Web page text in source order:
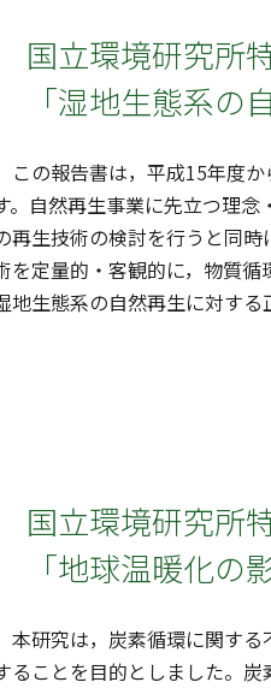
国立環境研究所
「湿地生態系の
この報告書は，平成15年度
。自然再生事業に先立つ理
再生技術の検討を行うと同
を定量的・客観的に，物質循
地生態系の自然再生に対する
国立環境研究所
「地球温暖化の
本研究は，炭素循環に関する
ることを目的としました。